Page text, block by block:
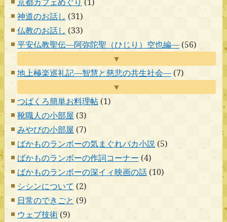
神道のお話し (31)
仏教のお話し (33)
平安仏教聖伝―阿弥陀聖（ひじり）空也編―(56)
▼
地上極楽巡礼記―智慧と慈悲の共生社会―(7)
▼
つばくろ簡単お料理帖(1)
靴職人の小部屋 (3)
みやびの小部屋 (7)
ばかものランボーの気まぐれバカ小説(5)
ばかものランボーの作詞コーナー (4)
ばかものランボーの深イィ映画の話(10)
シシンについて (2)
日常のできごと (9)
ウェブ技術(9)